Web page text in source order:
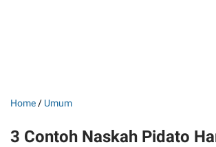
Home / Umum
3 Contoh Naskah Pidato